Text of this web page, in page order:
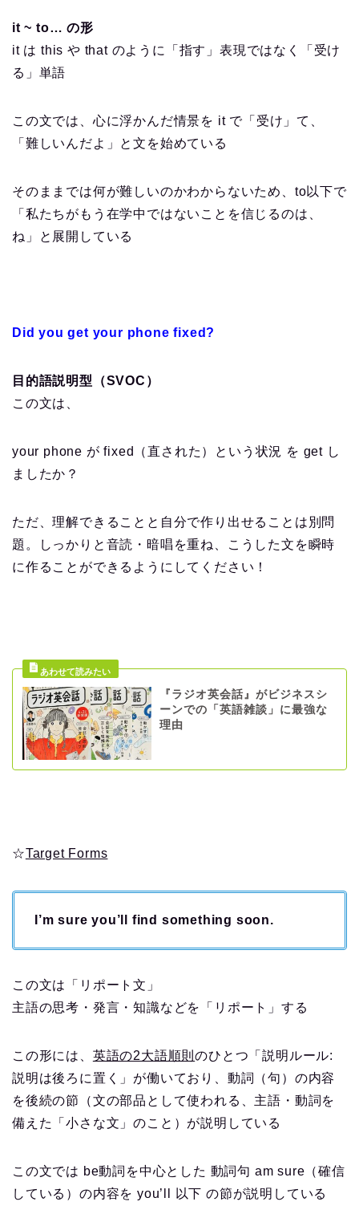
it ~ to… の形
it は this や that のように「指す」表現ではなく「受け
る」単語
この文では、心に浮かんだ情景を it で「受け」て、
「難しいんだよ」と文を始めている
そのままでは何が難しいのかわからないため、to以下で
「私たちがもう在学中ではないことを信じるのは、
ね」と展開している
Did you get your phone fixed?
目的語説明型（SVOC）
この文は、
your phone が fixed（直された）という状況 を get し
ましたか？
ただ、理解できることと自分で作り出せることは別問
題。しっかりと音読・暗唱を重ね、こうした文を瞬時
に作ることができるようにしてください！
『ラジオ英会話』がビジネスシ
ーンでの「英語雑談」に最強な
理由
☆Target Forms
I’m sure you’ll find something soon.
この文は「リポート文」
主語の思考・発言・知識などを「リポート」する
この形には、 英語の2大語順則のひとつ「説明ルール:
説明は後ろに置く」が働いており、動詞（句）の内容
を後続の節（文の部品として使われる、主語・動詞を
備えた「小さな文」のこと）が説明している
この文では be動詞を中心とした 動詞句 am sure（確信
している）の内容を you’ll 以下 の節が説明している